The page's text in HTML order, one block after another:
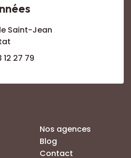
Saint-Jean
12 27 79
Nos agences
Blog
Contact